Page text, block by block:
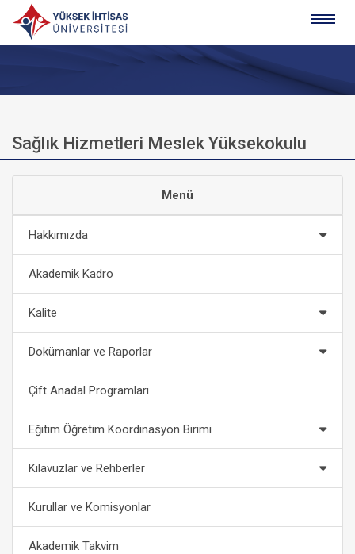
Sağlık Hizmetleri Meslek Yüksekokulu
Menü
Hakkımızda
Akademik Kadro
Kalite
Dokümanlar ve Raporlar
Çift Anadal Programları
Eğitim Öğretim Koordinasyon Birimi
Kılavuzlar ve Rehberler
Kurullar ve Komisyonlar
Akademik Takvim